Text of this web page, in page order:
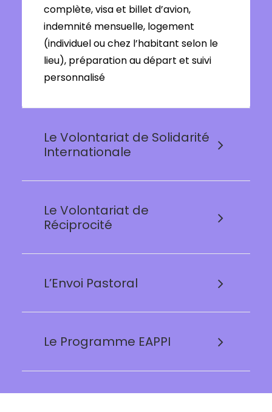
complète, visa et billet d’avion,
indemnité mensuelle, logement
(individuel ou chez l’habitant selon le
lieu), préparation au départ et suivi
personnalisé
Le Volontariat de Solidarité
Internationale
Le Volontariat de
Réciprocité
L’Envoi Pastoral
Le Programme EAPPI